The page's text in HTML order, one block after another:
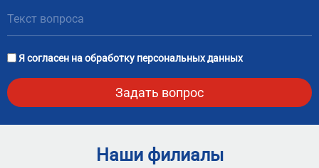
Я согласен наобработку персональных данных
Наши филиалы